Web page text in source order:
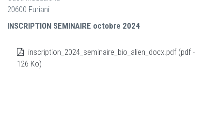
20600 Furiani
INSCRIPTION SEMINAIRE octobre 2024
inscription_2024_seminaire_bio_alien_docx.pdf (pdf -
126 Ko)